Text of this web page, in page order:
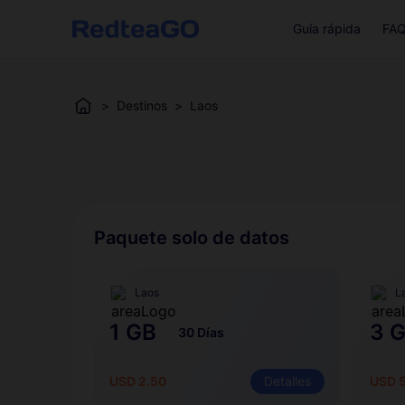
Guía rápida
> Destinos > Laos
Paquete solo de datos
Laos
1 GB 30 Días
USD 2.50 Detalles
3
USD